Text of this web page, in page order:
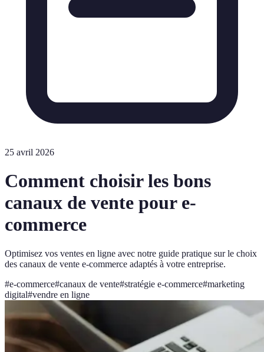
25 avril 2026
Comment choisir les bons
canaux de vente pour e-
commerce
Optimisez vos ventes en ligne avec notre guide pratique sur le choix
des canaux de vente e-commerce adaptés à votre entreprise.
#e-commerce#canaux de vente#stratégie e-commerce#marketing
digital#vendre en ligne